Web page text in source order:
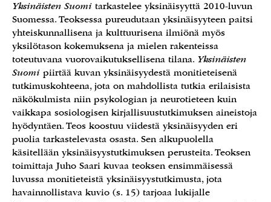
Yksinäisten Suomi tarkastelee yksinäisyyttä 2010-luvun
Suomessa. Teoksessa pureudutaan yksinäisyyteen paitsi
yhteiskunnallisena ja kulttuurisena ilmiönä myös
yksilötason kokemuksena ja mielen rakenteissa
toteutuvana vuorovaikutuksellisena tilana. Yksinäisten
Suomi piirtää kuvan yksinäisyydestä monitieteisenä
tutkimuskohteena, jota on mahdollista tutkia erilaisista
näkökulmista niin psykologian ja neurotieteen kuin
vaikkapa sosiologisen kirjallisuustutkimuksen aineistoja
hyödyntäen. Teos koostuu viidestä yksinäisyyden eri
puolia tarkastelevasta osasta. Sen alkupuolella
käsitellään yksinäisyystutkimuksen perusteita. Teoksen
toimittaja Juho Saari kuvaa teoksen ensimmäisessä
luvussa monitieteistä yksinäisyystutkimusta, jota
havainnollistava kuvio (s. 15) tarjoaa lukijalle